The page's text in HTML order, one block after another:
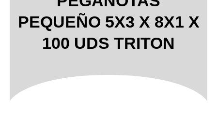
PEQUEÑO 5X3 X 8X1 X
100 UDS TRITON